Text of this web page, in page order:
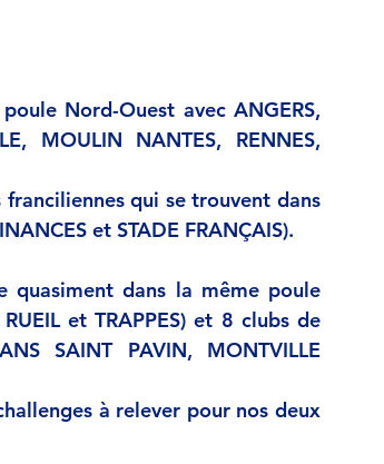
Nord-Ouest avec ANGERS,
MOULIN NANTES, RENNES,
franciliennes qui se trouvent dans
et STADE FRANÇAIS).
quasiment dans la même poule
et TRAPPES) et 8 clubs de
SAINT PAVIN, MONTVILLE
à relever pour nos deux